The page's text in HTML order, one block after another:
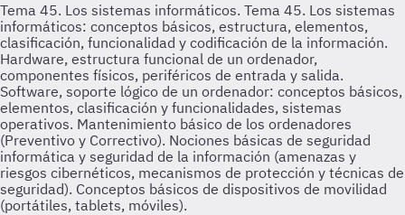
Tema 45. Los sistemas informáticos. Tema 45. Los sistemas
informáticos: conceptos básicos, estructura, elementos,
clasificación, funcionalidad y codificación de la información.
Hardware, estructura funcional de un ordenador,
componentes físicos, periféricos de entrada y salida.
Software, soporte lógico de un ordenador: conceptos básicos,
elementos, clasificación y funcionalidades, sistemas
operativos. Mantenimiento básico de los ordenadores
(Preventivo y Correctivo). Nociones básicas de seguridad
informática y seguridad de la información (amenazas y
riesgos cibernéticos, mecanismos de protección y técnicas de
seguridad). Conceptos básicos de dispositivos de movilidad
(portátiles, tablets, móviles).